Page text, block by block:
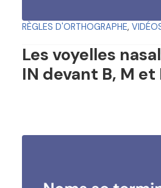
RÈGLES D'ORTHOGRAPHE,
Les voyelles
IN devant B, M et